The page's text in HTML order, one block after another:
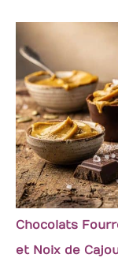
Chocolats
et Noix de